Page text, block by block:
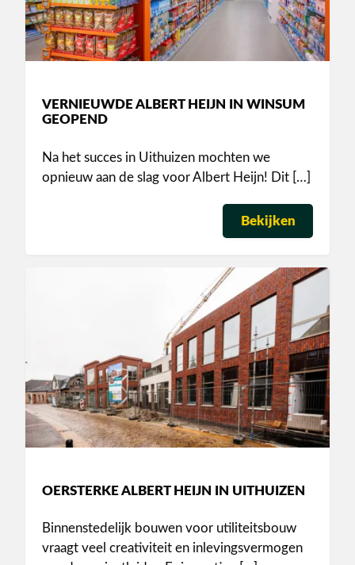
VERNIEUWDE ALBERT HEIJN IN WINSUM
GEOPEND
Na het succes in Uithuizen mochten we
opnieuw aan de slag voor Albert Heijn! Dit […]
Bekijken
OERSTERKE ALBERT HEIJN IN UITHUIZEN
Binnenstedelijk bouwen voor utiliteitsbouw
vraagt veel creativiteit en inlevingsvermogen